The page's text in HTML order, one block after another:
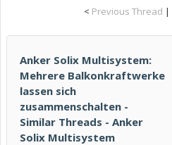
< Previous Thread |
Anker Solix Multisystem:
Mehrere Balkonkraftwerke
lassen sich
zusammenschalten -
Similar Threads - Anker
Solix Multisystem